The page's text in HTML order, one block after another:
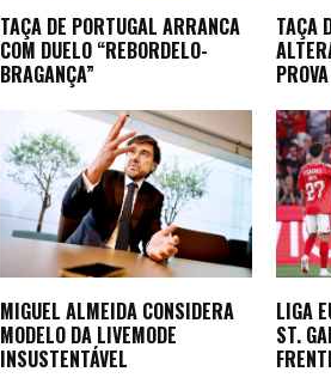
TAÇA DE PORTUGAL ARRANCA
COM DUELO “REBORDELO-
BRAGANÇA”
TAÇA
MIGUEL ALMEIDA CONSIDERA
MODELO DA LIVEMODE
INSUSTENTÁVEL
LIGA
ST.